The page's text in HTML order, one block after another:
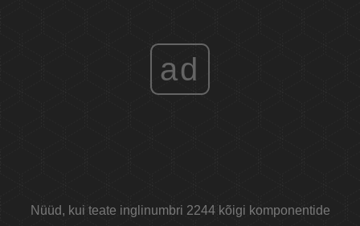
ad
Nüüd, kui teate inglinumbri 2244 kõigi komponentide